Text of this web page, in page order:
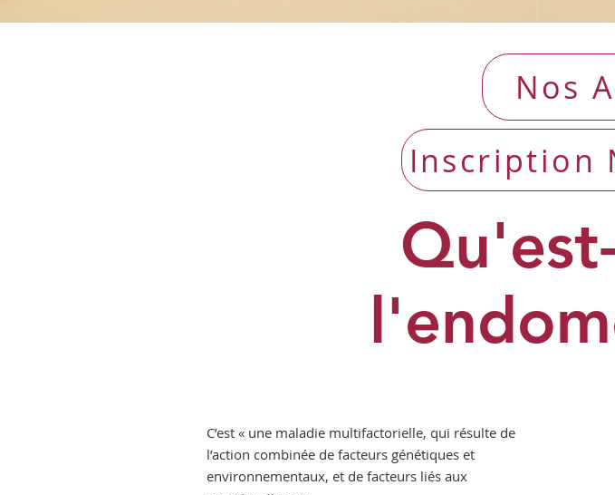
Nos
Inscription
C’est « une maladie multifactorielle, qui résulte de
l’action combinée de facteurs génétiques et
environnementaux, et de facteurs liés aux